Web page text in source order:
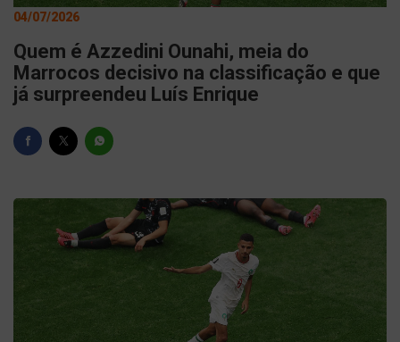
04/07/2026
Quem é Azzedini Ounahi, meia do
Marrocos decisivo na classificação e que
já surpreendeu Luís Enrique